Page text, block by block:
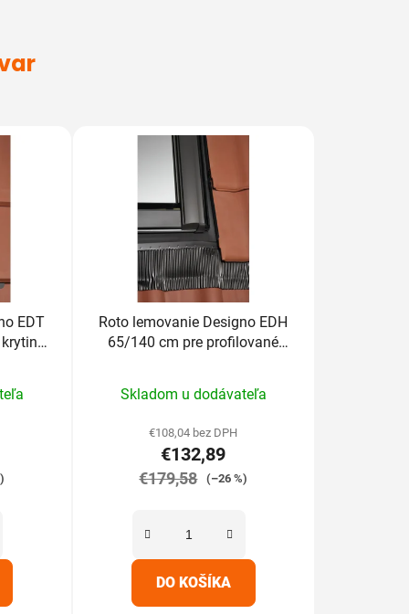
EDT
Roto lemovanie Designo EDH
65/140 cm pre profilované
hodnotenie
produktu
je
5,0
Skladom u dodávateľa
€108,04 bez DPH
€132,89
€179,58 (–26 %)
DO KOŠÍKA